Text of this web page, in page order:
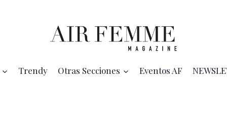
Trendy Otras Secciones Eventos AF